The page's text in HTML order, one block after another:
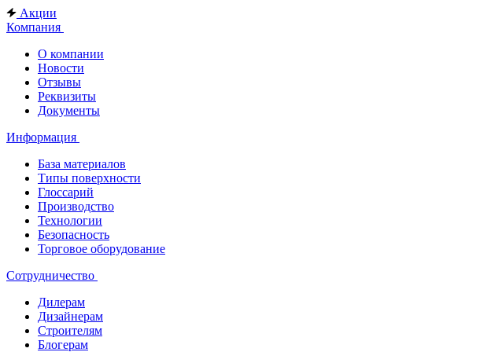
Акции
Компания
О компании
Новости
Отзывы
Реквизиты
Документы
Информация
База материалов
Типы поверхности
Глоссарий
Производство
Технологии
Безопасность
Торговое оборудование
Сотрудничество
Дилерам
Дизайнерам
Строителям
Блогерам